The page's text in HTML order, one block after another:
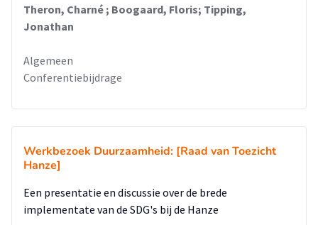
Theron, Charné ; Boogaard, Floris; Tipping,
Jonathan
Algemeen
Conferentiebijdrage
Werkbezoek Duurzaamheid: [Raad van Toezicht
Hanze]
Een presentatie en discussie over de brede
implementate van de SDG's bij de Hanze